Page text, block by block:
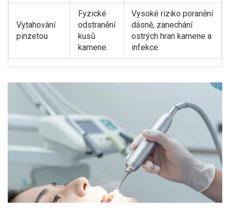
Vytahování
pinzetou
Fyzické
odstranění
kusů
kamene.
Vysoké riziko poranění
dásně, zanechání
ostrých hran kamene a
infekce.